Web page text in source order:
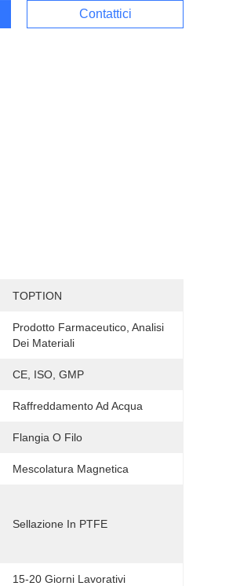
Contattici
TOPTION
Prodotto Farmaceutico, Analisi
Dei Materiali
CE, ISO, GMP
Raffreddamento Ad Acqua
Flangia O Filo
Mescolatura Magnetica
Sellazione In PTFE
15-20 Giorni Lavorativi